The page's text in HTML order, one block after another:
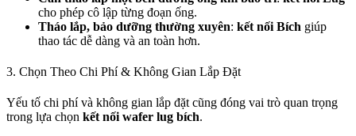
cho phép cô lập từng đoạn ống.
Tháo lắp, bảo dưỡng thường xuyên: kết nối Bích giúp
thao tác dễ dàng và an toàn hơn.
3. Chọn Theo Chi Phí & Không Gian Lắp Đặt
Yếu tố chi phí và không gian lắp đặt cũng đóng vai trò quan trọng
trong lựa chọn kết nối wafer lug bích.